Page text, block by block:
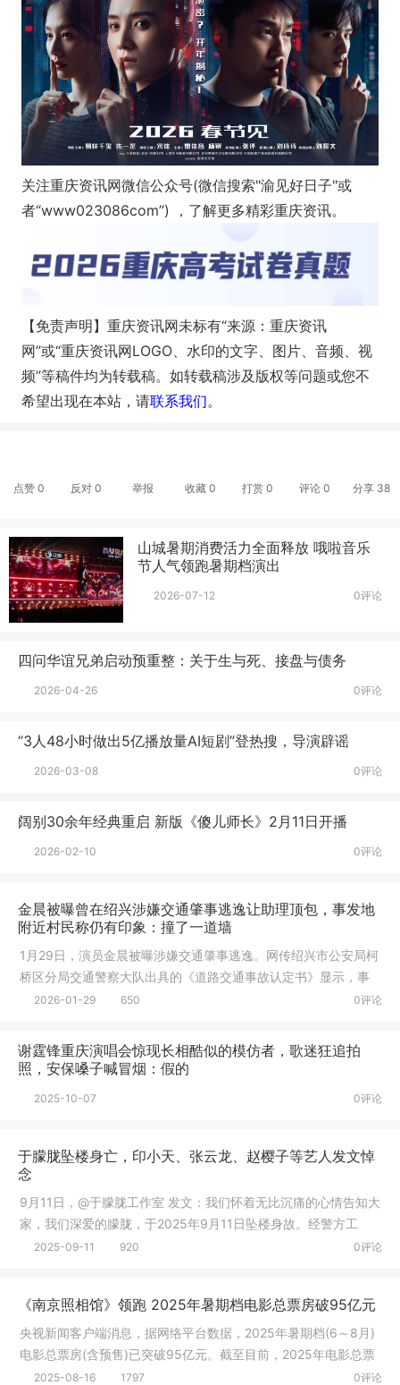
关注重庆资讯网微信公众号(微信搜索"渝见好日子"或
者“www023086com”) ，了解更多精彩重庆资讯。
【免责声明】重庆资讯网未标有“来源：重庆资讯
网”或“重庆资讯网LOGO、水印的文字、图片、音频、视
频”等稿件均为转载稿。如转载稿涉及版权等问题或您不
希望出现在本站，请联系我们。
点赞 0 反对 0 举报 收藏 0 打赏 0 评论 0 分享 38
山城暑期消费活力全面释放 哦啦音乐
节人气领跑暑期档演出
0评论
2026-07-12
四问华谊兄弟启动预重整：关于生与死、接盘与债务
0评论
2026-04-26
“3人48小时做出5亿播放量AI短剧”登热搜，导演辟谣
0评论
2026-03-08
阔别30余年经典重启 新版《傻儿师长》2月11日开播
0评论
2026-02-10
金晨被曝曾在绍兴涉嫌交通肇事逃逸让助理顶包，事发地
附近村民称仍有印象：撞了一道墙
1月29日，演员金晨被曝涉嫌交通肇事逃逸。网传绍兴市公安局柯
桥区分局交通警察大队出具的《道路交通事故认定书》显示，事
故时间
0评论
2026-01-29 650
谢霆锋重庆演唱会惊现长相酷似的模仿者，歌迷狂追拍
照，安保嗓子喊冒烟：假的
0评论
2025-10-07
于朦胧坠楼身亡，印小天、张云龙、赵樱子等艺人发文悼
念
9月11日，@于朦胧工作室 发文：我们怀着无比沉痛的心情告知大
家，我们深爱的朦胧，于2025年9月11日坠楼身故。经警方工
作，已排除
0评论
2025-09-11 920
《南京照相馆》领跑 2025年暑期档电影总票房破95亿元
央视新闻客户端消息，据网络平台数据，2025年暑期档(6～8月)
电影总票房(含预售)已突破95亿元。截至目前，2025年电影总票
房(含预
0评论
2025-08-16 1797